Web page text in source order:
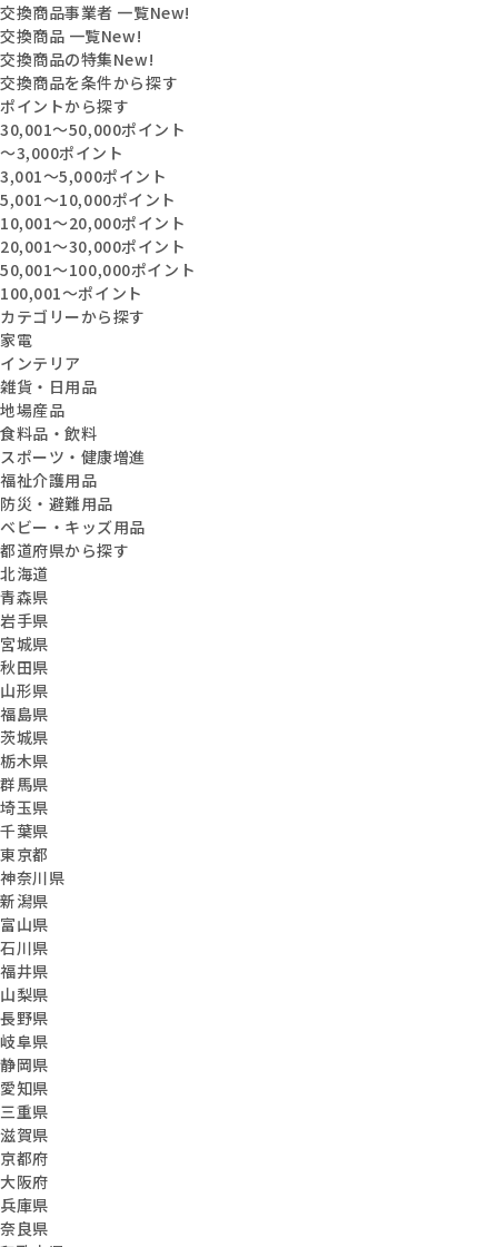
交換商品事業者 一覧New!
交換商品 一覧New!
交換商品の特集New!
交換商品を条件から探す
ポイントから探す
30,001〜50,000ポイント
〜3,000ポイント
3,001〜5,000ポイント
5,001〜10,000ポイント
10,001〜20,000ポイント
20,001〜30,000ポイント
50,001〜100,000ポイント
100,001〜ポイント
カテゴリーから探す
家電
インテリア
雑貨・日用品
地場産品
食料品・飲料
スポーツ・健康増進
福祉介護用品
防災・避難用品
ベビー・キッズ用品
都道府県から探す
北海道
青森県
岩手県
宮城県
秋田県
山形県
福島県
茨城県
栃木県
群馬県
埼玉県
千葉県
東京都
神奈川県
新潟県
富山県
石川県
福井県
山梨県
長野県
岐阜県
静岡県
愛知県
三重県
滋賀県
京都府
大阪府
兵庫県
奈良県